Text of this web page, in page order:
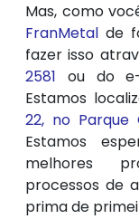
Mas, como
FranMetal de
fazer isso
2581 ou do
Estamos
22, no Parque
Estamos
melhores
processos de
prima de